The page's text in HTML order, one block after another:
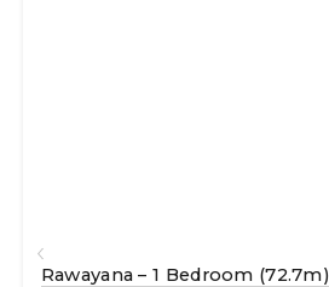
Rawayana – 1 Bedroom (72.7m)